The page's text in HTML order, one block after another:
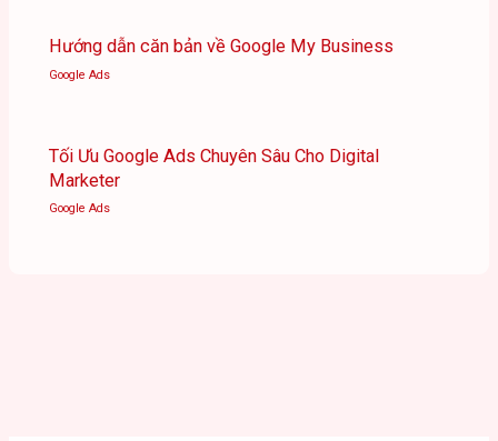
Hướng dẫn căn bản về Google My Business
Google Ads
Tối Ưu Google Ads Chuyên Sâu Cho Digital
Marketer
Google Ads